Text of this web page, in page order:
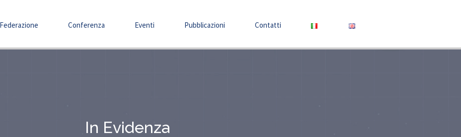
Federazione Conferenza Eventi Pubblicazioni Contatti
In Evidenza